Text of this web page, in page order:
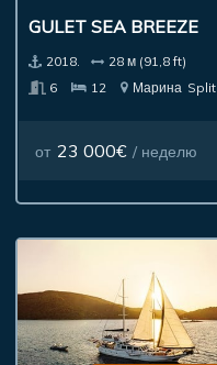
GULET SEA BREEZE
2018.
28 м (91,8 ft)
6
12 Марина Split
от 23 000€ / неделю